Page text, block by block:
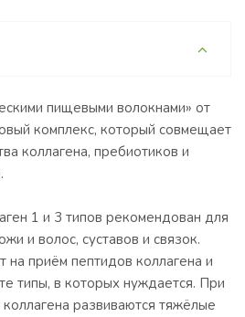
пищевыми волокнами» от
комплекс, который совмещает
коллагена, пребиотиков и
1 и 3 типов рекомендован для
и волос, суставов и связок.
на приём пептидов коллагена и
типы, в которых нуждается. При
развиваются тяжёлые